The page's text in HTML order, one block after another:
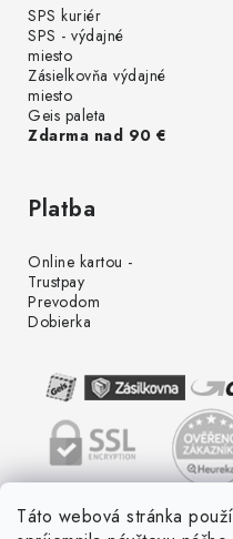
Táto webová stránka
SPS kuriér
SPS - výdajné
miesto
Zásielkovňa výdajné
miesto
Geis paleta
Zdarma nad 90 €
Platba
Online kartou -
Trustpay
Prevodom
Dobierka